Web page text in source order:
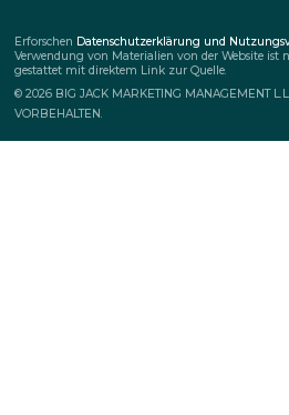
DIENSTLEISTUNGEN
Firmen-events
Teambuilding
Business-events